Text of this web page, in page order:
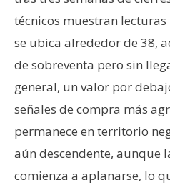
técnicos muestran
se ubica alrededor de 38,
de sobreventa pero sin
general, un valor por
señales de compra más
permanece en territorio
aún descendente, aunque
comienza a aplanarse, lo